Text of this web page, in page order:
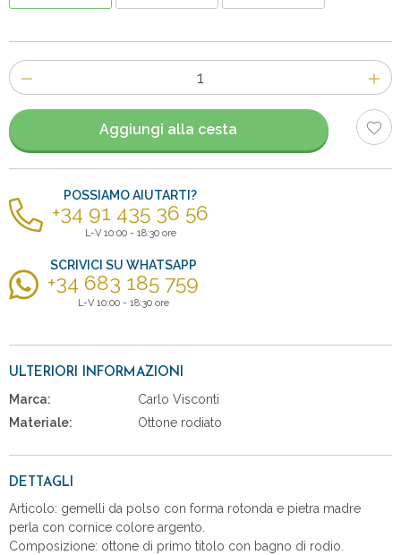
Numero
di
articoli
Aggiungi alla cesta
POSSIAMO AIUTARTI?
+34 91 435 36 56
L-V 10:00 - 18:30 ore
SCRIVICI SU WHATSAPP
+34 683 185 759
L-V 10:00 - 18:30 ore
ULTERIORI INFORMAZIONI
Marca:
Carlo Visconti
Materiale:
Ottone rodiato
DETTAGLI
Articolo: gemelli da polso con forma rotonda e pietra madre
perla con cornice colore argento.
Composizione: ottone di primo titolo con bagno di rodio.